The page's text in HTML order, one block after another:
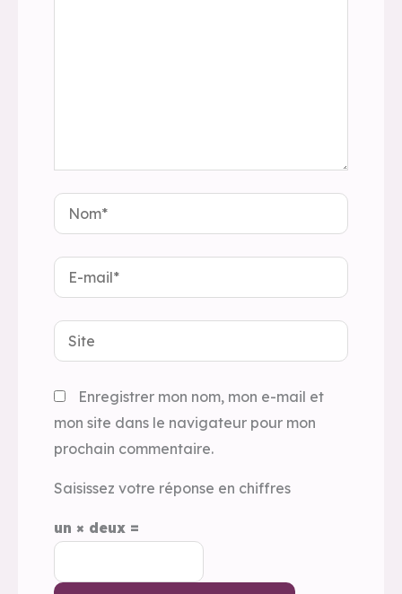
Nom*
mail*
Site
Enregistrer mon nom, mon e-mail et
mon site dans le navigateur pour mon
prochain commentaire.
Saisissez votre réponse en chiffres
un × deux =